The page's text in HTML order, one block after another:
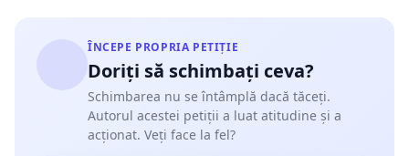
ÎNCEPE PROPRIA PETIȚIE
Doriți să schimbați ceva?
Schimbarea nu se întâmplă dacă tăceți.
Autorul acestei petiții a luat atitudine și a
acționat. Veți face la fel?